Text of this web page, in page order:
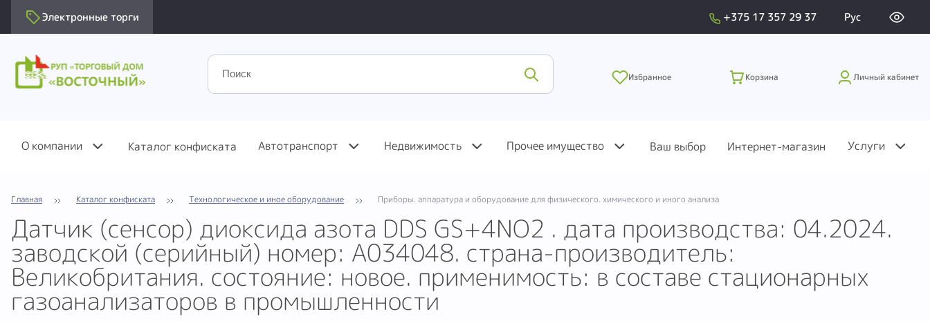
Электронные торги +375 17 357 29 37 Рус
Избранное Корзина Личный кабинет
О компании Каталог конфиската Автотранспорт Недвижимость Прочее имущество Ваш выбор Интернет-магазин Услуги
Главная Каталог конфиската Технологическое и иное оборудование Приборы. аппаратура и оборудование для физического. химического и иного анализа
Датчик (сенсор) диоксида азота DDS GS+4NO2 . дата производства: 04.2024.
заводской (серийный) номер: A034048. страна-производитель:
Великобритания. состояние: новое. применимость: в составе стационарных
газоанализаторов в промышленности